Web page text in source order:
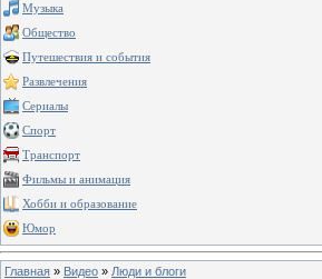
Музыка
Общество
Путешествия и события
Развлечения
Сериалы
Спорт
Транспорт
Фильмы и анимация
Хобби и образование
Юмор
Главная » Видео » Люди и блоги